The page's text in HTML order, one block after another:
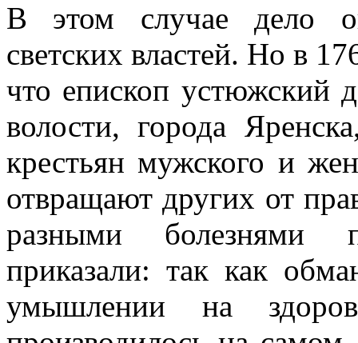
В этом случае дело
светских властей. Но в
что епископ устюжский
волости, города
крестьян мужского и
отвращают других от
разными болезнями
приказали: так как
умышлении на